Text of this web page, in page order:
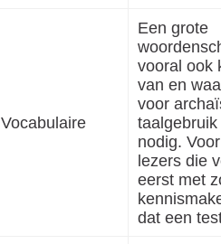
Vocabulaire
Een grote
vooral ook
van en
voor
nodig.
lezers die
eerst met
dat een